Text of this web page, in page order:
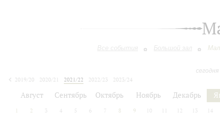
Все события Большой зал
2019/20
2020/21 2021/22 2022/23
2023/24
Август Сентябрь Октябрь Ноябрь Декабрь
1 2 3 4 5 6 7 8 9 10 12 13 14